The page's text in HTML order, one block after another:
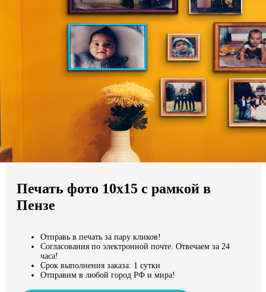
Выберите из списка:
Мы доставляем по всему миру
Продолжить без города
Печать фото 10х15 с рамкой в
Пензе
Отправь в печать за пару кликов!
Согласования по электронной почте. Отвечаем за 24
часа!
Срок выполнения заказа: 1 сутки
Отправим в любой город РФ и мира!